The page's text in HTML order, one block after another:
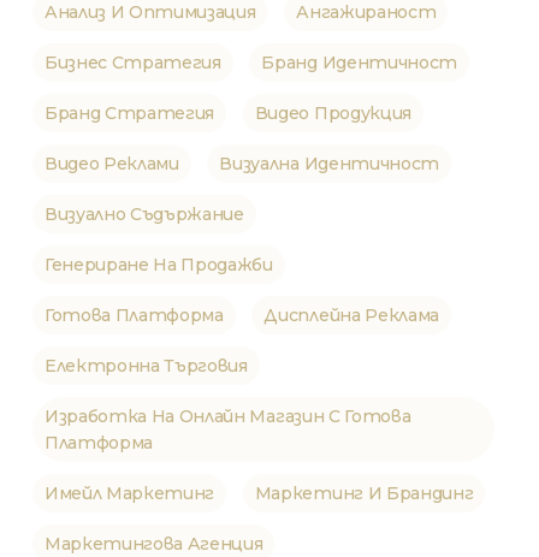
Анализ И Оптимизация Ангажираност
Бизнес Стратегия Бранд Идентичност
Бранд Стратегия Видео Продукция
Видео Реклами Визуална Идентичност
Визуално Съдържание
Генериране На Продажби
Готова Платформа Дисплейна Реклама
Електронна Търговия
Изработка На Онлайн Магазин С Готова
Платформа
Имейл Маркетинг Маркетинг И Брандинг
Маркетингова Агенция